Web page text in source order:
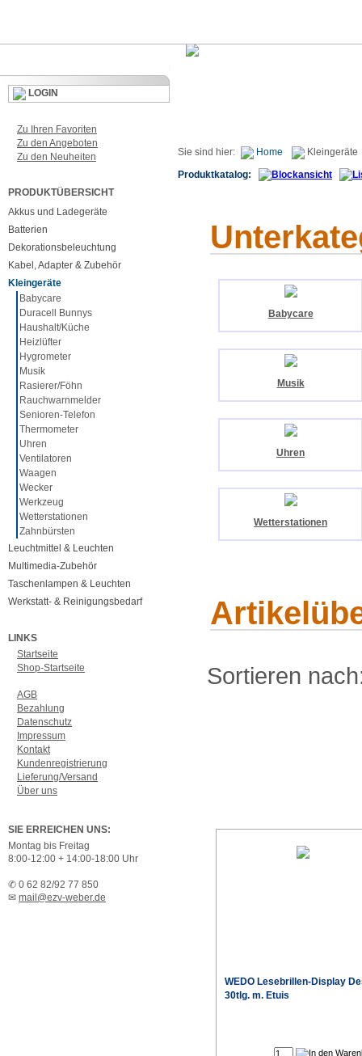
LOGIN
Zu Ihren Favoriten
Zu den Angeboten
Zu den Neuheiten
PRODUKTÜBERSICHT
Akkus und Ladegeräte
Batterien
Dekorationsbeleuchtung
Kabel, Adapter & Zubehör
Kleingeräte
Babycare
Duracell Bunnys
Haushalt/Küche
Heizlüfter
Hygrometer
Musik
Rasierer/Föhn
Rauchwarnmelder
Senioren-Telefon
Thermometer
Uhren
Ventilatoren
Waagen
Wecker
Werkzeug
Wetterstationen
Zahnbürsten
Leuchtmittel & Leuchten
Multimedia-Zubehör
Taschenlampen & Leuchten
Werkstatt- & Reinigungsbedarf
LINKS
Startseite
Shop-Startseite
AGB
Bezahlung
Datenschutz
Impressum
Kontakt
Kundenregistrierung
Lieferung/Versand
Über uns
SIE ERREICHEN UNS:
Montag bis Freitag
8:00-12:00 + 14:00-18:00 Uhr
✆ 0 62 82/92 77 850
✉ mail@ezv-weber.de
Sie sind hier: Home
Kleingeräte
Produktkatalog:
Babycare
Musik
Uhren
Wetterstationen
Sortieren
WEDO Lesebrillen-Display
30tlg. m. Etuis